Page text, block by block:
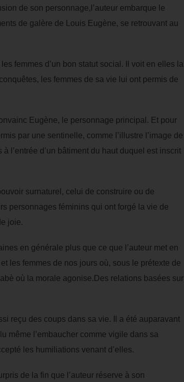
de son personnage,l’auteur embarque le
de galère de Louis Eugène, se retrouvant au
femmes d’un bon statut social. Il voit en elles la
les femmes de sa vie lui ont permis de
Eugène, le personnage principal. Et pour
par une sentinelle, comme l’illustre l’image de
l’entrée d’un bâtiment du haut duquel est inscrit
surnaturel, celui de construire ou de
personnages féminins qui ont forgé la vie de
joie.
en générale plus que ce que l’auteur met en
les femmes de nos jours où, sous le prétexte de
où la morale agonise.Des relations basées sur
reçu des coups dans sa vie. Il a été auparavant
même l’embaucher comme vigile dans sa
les humiliations venant d’elles.
de la fin que l’auteur réserve à son